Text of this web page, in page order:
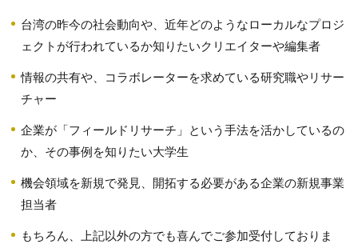
台湾の昨今の社会動向や、近年どのようなローカルなプロジ
ェクトが行われているか知りたいクリエイターや編集者
情報の共有や、コラボレーターを求めている研究職やリサー
チャー
企業が「フィールドリサーチ」という手法を活かしているの
か、その事例を知りたい大学生
機会領域を新規で発見、開拓する必要がある企業の新規事業
担当者
もちろん、上記以外の方でも喜んでご参加受付しておりま